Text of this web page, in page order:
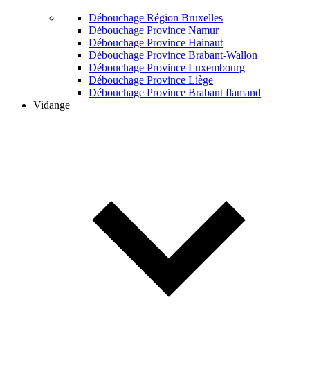
Débouchage Région Bruxelles
Débouchage Province Namur
Débouchage Province Hainaut
Débouchage Province Brabant-Wallon
Débouchage Province Luxembourg
Débouchage Province Liège
Débouchage Province Brabant flamand
Vidange